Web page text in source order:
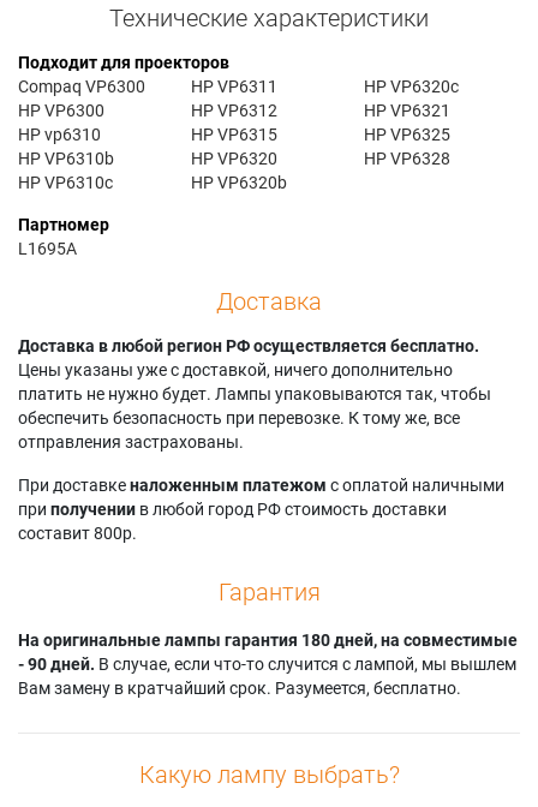
Технические характеристики
Подходит для проекторов
Compaq VP6300
HP VP6300
HP vp6310
HP VP6310b
HP VP6310c
HP VP6311
HP VP6312
HP VP6315
HP VP6320
HP VP6320b
HP VP6320c
HP VP6321
HP VP6325
HP VP6328
Партномер
L1695A
Доставка
Доставка в любой регион РФ осуществляется бесплатно.
Цены указаны уже с доставкой, ничего дополнительно
платить не нужно будет. Лампы упаковываются так, чтобы
обеспечить безопасность при перевозке. К тому же, все
отправления застрахованы.
При доставкеналоженным платежом с оплатой наличными
при получении в любой город РФ стоимость доставки
составит 800р.
Гарантия
На оригинальные лампы гарантия 180 дней, на совместимые
- 90 дней. В случае, если что-то случится с лампой, мы вышлем
Вам замену в кратчайший срок. Разумеется, бесплатно.
Какую лампу выбрать?